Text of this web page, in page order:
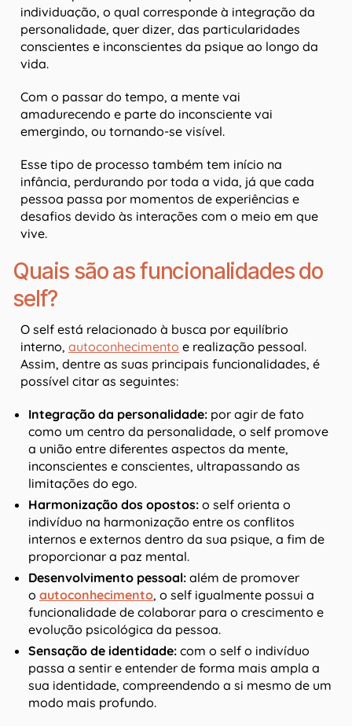
individuação, o qual corresponde à integração da
personalidade, quer dizer, das particularidades
conscientes e inconscientes da psique ao longo da
vida.
Com o passar do tempo, a mente vai
amadurecendo e parte do inconsciente vai
emergindo, ou tornando-se visível.
Esse tipo de processo também tem início na
infância, perdurando por toda a vida, já que cada
pessoa passa por momentos de experiências e
desafios devido às interações com o meio em que
vive.
Quais são as funcionalidades do
self?
O self está relacionado à busca por equilíbrio
interno, autoconhecimento e realização pessoal.
Assim, dentre as suas principais funcionalidades, é
possível citar as seguintes:
Integração da personalidade: por agir de fato
como um centro da personalidade, o self promove
a união entre diferentes aspectos da mente,
inconscientes e conscientes, ultrapassando as
limitações do ego.
Harmonização dos opostos: o self orienta o
indivíduo na harmonização entre os conflitos
internos e externos dentro da sua psique, a fim de
proporcionar a paz mental.
Desenvolvimento pessoal: além de promover
o autoconhecimento, o self igualmente possui a
funcionalidade de colaborar para o crescimento e
evolução psicológica da pessoa.
Sensação de identidade: com o self o indivíduo
passa a sentir e entender de forma mais ampla a
sua identidade, compreendendo a si mesmo de um
modo mais profundo.